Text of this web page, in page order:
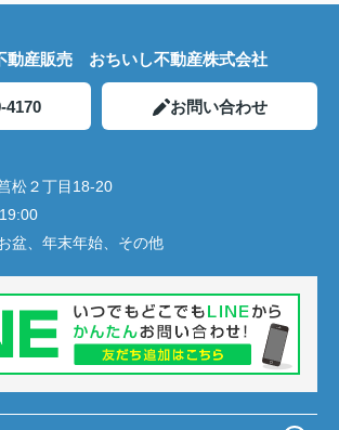
動産販売 おちいし不動産株式会社
4170 お問い合わせ
松２丁目18-20
盆、年末年始、その他